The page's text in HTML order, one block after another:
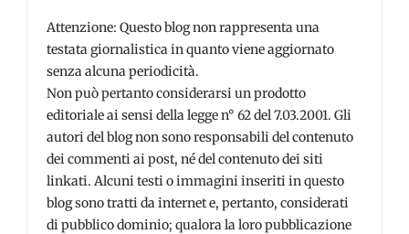
Attenzione: Questo blog non rappresenta una
testata giornalistica in quanto viene aggiornato
senza alcuna periodicità.
Non può pertanto considerarsi un prodotto
editoriale ai sensi della legge n° 62 del 7.03.2001. Gli
autori del blog non sono responsabili del contenuto
dei commenti ai post, né del contenuto dei siti
linkati. Alcuni testi o immagini inseriti in questo
blog sono tratti da internet e, pertanto, considerati
di pubblico dominio; qualora la loro pubblicazione